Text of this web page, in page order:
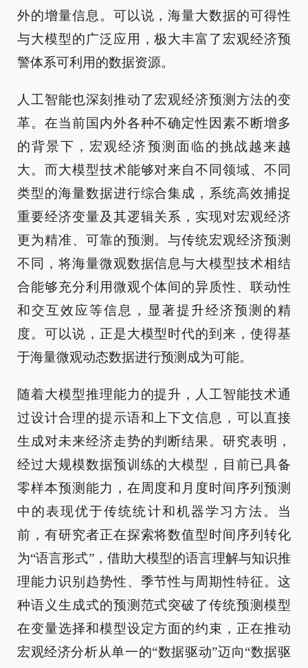
外的增量信息。可以说，海量大数据的可得性
与大模型的广泛应用，极大丰富了宏观经济预
警体系可利用的数据资源。
人工智能也深刻推动了宏观经济预测方法的变
革。在当前国内外各种不确定性因素不断增多
的背景下，宏观经济预测面临的挑战越来越
大。而大模型技术能够对来自不同领域、不同
类型的海量数据进行综合集成，系统高效捕捉
重要经济变量及其逻辑关系，实现对宏观经济
更为精准、可靠的预测。与传统宏观经济预测
不同，将海量微观数据信息与大模型技术相结
合能够充分利用微观个体间的异质性、联动性
和交互效应等信息，显著提升经济预测的精
度。可以说，正是大模型时代的到来，使得基
于海量微观动态数据进行预测成为可能。
随着大模型推理能力的提升，人工智能技术通
过设计合理的提示语和上下文信息，可以直接
生成对未来经济走势的判断结果。研究表明，
经过大规模数据预训练的大模型，目前已具备
零样本预测能力，在周度和月度时间序列预测
中的表现优于传统统计和机器学习方法。当
前，有研究者正在探索将数值型时间序列转化
为“语言形式”，借助大模型的语言理解与知识推
理能力识别趋势性、季节性与周期性特征。这
种语义生成式的预测范式突破了传统预测模型
在变量选择和模型设定方面的约束，正在推动
宏观经济分析从单一的“数据驱动”迈向“数据驱